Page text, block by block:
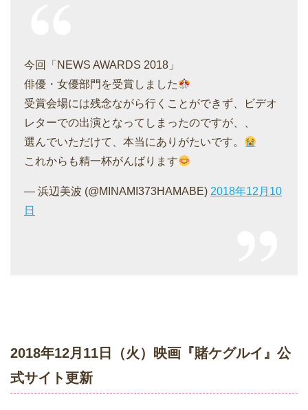
今回「NEWS AWARDS 2018」
俳優・女優部門を受賞しました
受賞会場には残念ながら行くことができず、ビデオ
レターでの出演となってしまったのですが、、
選んでいただけて、本当にありがたいです。
これからも精一杯がんばります
— 浜辺美波 (@MINAMI373HAMABE) 2018年12月10
日
2018年12月11日（火）映画『賭ケグルイ』公
式サイト更新